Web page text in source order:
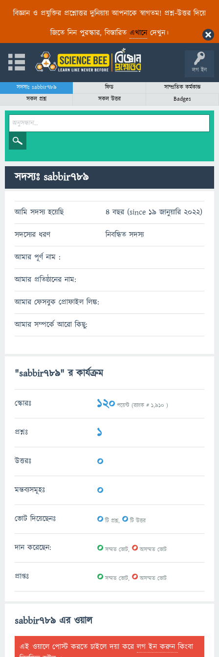
বিজ্ঞান ও প্রযুক্তির প্রশ্নোত্তর দুনিয়ায় আপনাকে স্বাগতম! প্রশ্ন-উত্তর দিয়ে
জিতে নিন পুরস্কার, বিস্তারিত এখানেদেখুন।
লগ ইন
সদস্যঃ sabbir789 ফিড
সাম্প্রতিক কর্মকান্ড
সকল প্রশ্ন
সকল উত্তর Badges
সদস্যঃ sabbir789
আমি সদস্য হয়েছি 4 বছর (since 19 জানুয়ারি 2022)
সদস্যের ধরণ নিবন্ধিত সদস্য
আমার পূর্ণ নাম :
আমার প্রতিষ্ঠানের নাম:
আমার ফেসবুক প্রোফাইল লিঙ্ক:
আমার সম্পর্কে আরো কিছু:
"sabbir789" র কার্যক্রম
স্কোরঃ 120 পয়েন্ট (র‌্যাংক # 1,910 )
প্রশ্নঃ 1
উত্তরঃ 0
মন্তব্যসমূহঃ 0
ভোট দিয়েছেনঃ 0টি প্রশ্ন, 0টি উত্তর
দান করেছেন: 0সম্মত ভোট, 0অসম্মত ভোট
প্রাপ্তঃ 0সম্মত ভোট, 0অসম্মত ভোট
sabbir789 এর ওয়াল
এই ওয়ালে পোস্ট করতে চাইলে দয়া করেলগ ইন করুনকিংবা